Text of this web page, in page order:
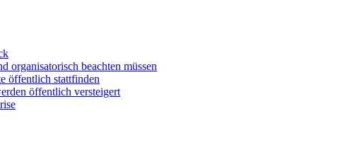
organisatorisch beachten müssen
öffentlich stattfinden
öffentlich versteigert